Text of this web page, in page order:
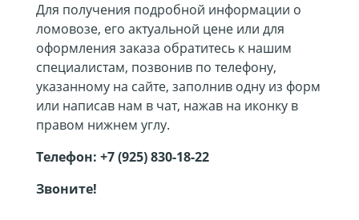
Для получения подробной информации о
ломовозе, его актуальной цене или для
оформления заказа обратитесь к нашим
специалистам, позвонив по телефону,
указанному на сайте, заполнив одну из форм
или написав нам в чат, нажав на иконку в
правом нижнем углу.
Телефон: +7 (925) 830-18-22
Звоните!